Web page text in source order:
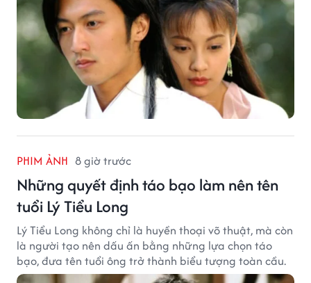
PHIM ẢNH 8 giờ trước
Những quyết định táo bạo làm nên tên
tuổi Lý Tiểu Long
Lý Tiểu Long không chỉ là huyền thoại võ thuật, mà còn
là người tạo nên dấu ấn bằng những lựa chọn táo
bạo, đưa tên tuổi ông trở thành biểu tượng toàn cầu.